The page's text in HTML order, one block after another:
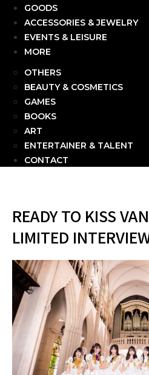
GOODS
ACCESSORIES & JEWELRY
EVENTS & LEISURE
MORE
OTHERS
BEAUTY & COSMETICS
GAMES
BOOKS
ART
ENTERTAINER & TALENT
CONTACT
READY TO KISS
LIMITED